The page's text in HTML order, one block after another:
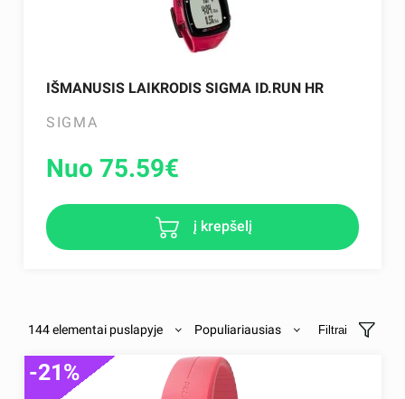
IŠMANUSIS LAIKRODIS SIGMA ID.RUN HR
SIGMA
Nuo 75.59€
į krepšelį
144 elementai puslapyje Populiariausias Filtrai
-21%